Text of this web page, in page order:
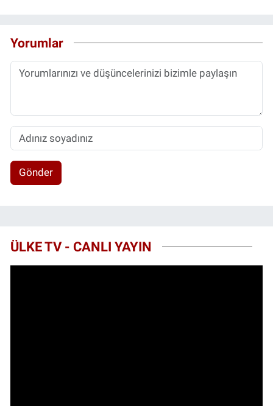
Yorumlar
Gönder
ÜLKE TV - CANLI YAYIN